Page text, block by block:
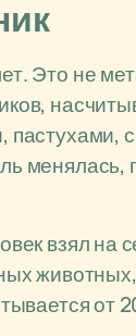
Это не
менялась,
взял на
от